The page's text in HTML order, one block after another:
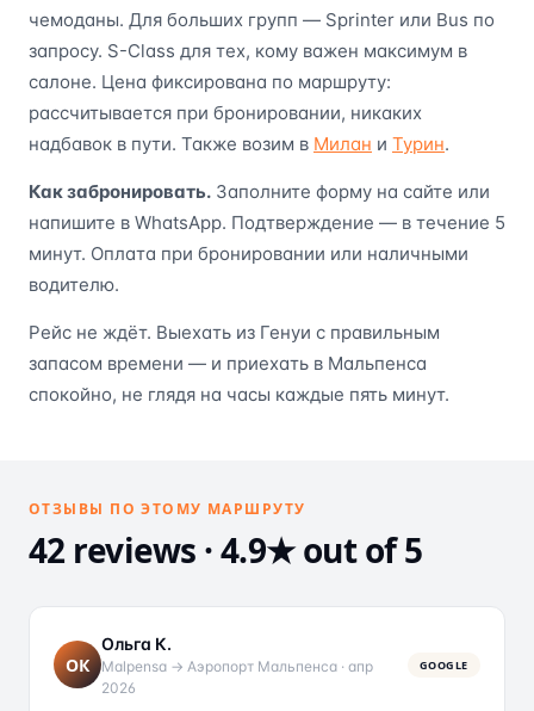
чемоданы. Для больших групп — Sprinter или Bus по
запросу. S-Class для тех, кому важен максимум в
салоне. Цена фиксирована по маршруту:
рассчитывается при бронировании, никаких
надбавок в пути. Также возим в Милан и Турин.
Как забронировать. Заполните форму на сайте или
напишите в WhatsApp. Подтверждение — в течение 5
минут. Оплата при бронировании или наличными
водителю.
Рейс не ждёт. Выехать из Генуи с правильным
запасом времени — и приехать в Мальпенса
спокойно, не глядя на часы каждые пять минут.
ОТЗЫВЫ ПО ЭТОМУ МАРШРУТУ
42 reviews · 4.9★ out of 5
ОК
Ольга К.
Malpensa → Аэропорт Мальпенса · апр
2026
GOOGLE